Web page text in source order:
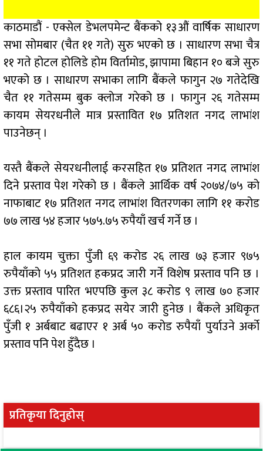
काठमाडौं - एक्सेल डेभलपमेन्ट बैंकको १३औं वार्षिक साधारण
सभा सोमबार (चैत ११ गते) सुरु भएको छ । साधारण सभा चैत्र
११ गते होटल होलिडे होम विर्तामोड, झापामा बिहान १० बजे सुरु
भएको छ । साधारण सभाका लागि बैंकले फागुन २७ गतेदेखि
चैत ११ गतेसम्म बुक क्लोज गरेको छ । फागुन २६ गतेसम्म
कायम सेयरधनीले मात्र प्रस्तावित १७ प्रतिशत नगद लाभांश
पाउनेछन् ।
यस्तै बैंकले सेयरधनीलाई करसहित १७ प्रतिशत नगद लाभांश
दिने प्रस्ताव पेश गरेको छ । बैंकले आर्थिक वर्ष २०७४/७५ को
नाफाबाट १७ प्रतिशत नगद लाभांश वितरणका लागि ११ करोड
७७ लाख ५४ हजार ५७५.७५ रुपैयाँ खर्च गर्ने छ ।
हाल कायम चुक्ता पुँजी ६९ करोड २६ लाख ७३ हजार ९७५
रुपैयाँको ५५ प्रतिशत हकप्रद जारी गर्ने विशेष प्रस्ताव पनि छ ।
उक्त प्रस्ताव पारित भएपछि कुल ३८ करोड ९ लाख ७० हजार
६८६।२५ रुपैयाँको हकप्रद सयेर जारी हुनेछ । बैंकले अधिकृत
पुँजी १ अर्बबाट बढाएर १ अर्ब ५० करोड रुपैयाँ पुर्याउने अर्को
प्रस्ताव पनि पेश हुँदैछ ।
प्रतिकृया दिनुहोस्